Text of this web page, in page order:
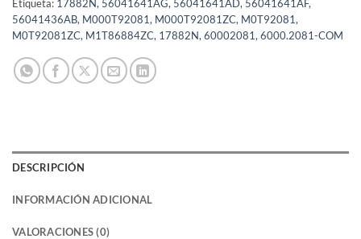
Etiqueta: 17882N, 56041641AG, 56041641AD, 56041641AF,
56041436AB, M000T92081, M000T92081ZC, M0T92081,
M0T92081ZC, M1T86884ZC, 17882N, 60002081, 6000.2081-COM
DESCRIPCIÓN
INFORMACIÓN ADICIONAL
VALORACIONES (0)